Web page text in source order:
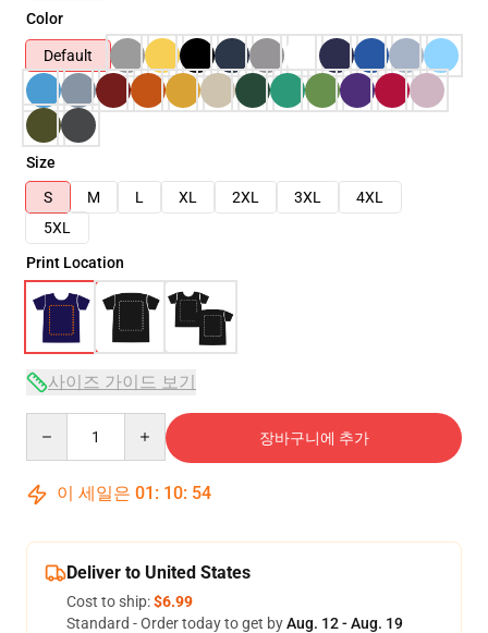
Color
Default
Size
S
M L XL 2XL 3XL
4XL
5XL
Print Location
사이즈 가이드 보기
장바구니에 추가
이 세일은 01 : 10: 54
Deliver to United States
Cost to ship:$6.99
Standard - Order today to get byAug. 12 - Aug. 19